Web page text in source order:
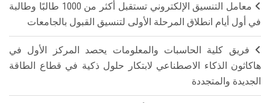
معامل التنسيق الإلكتروني تستقبل أكثر من 1000 طالبًا وطالبة
في أول أيام انطلاق المرحلة الأولى لتنسيق القبول بالجامعات
فريق كلية الحاسبات والمعلومات يحصد المركز الأول في
هاكاثون الذكاء الاصطناعي لابتكار حلول ذكية في قطاع الطاقة
الجديدة والمتجددة